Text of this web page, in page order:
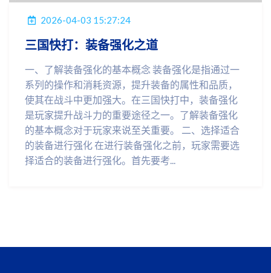
2026-04-03 15:27:24
三国快打：装备强化之道
一、了解装备强化的基本概念 装备强化是指通过一
系列的操作和消耗资源，提升装备的属性和品质，
使其在战斗中更加强大。在三国快打中，装备强化
是玩家提升战斗力的重要途径之一。了解装备强化
的基本概念对于玩家来说至关重要。 二、选择适合
的装备进行强化 在进行装备强化之前，玩家需要选
择适合的装备进行强化。首先要考...